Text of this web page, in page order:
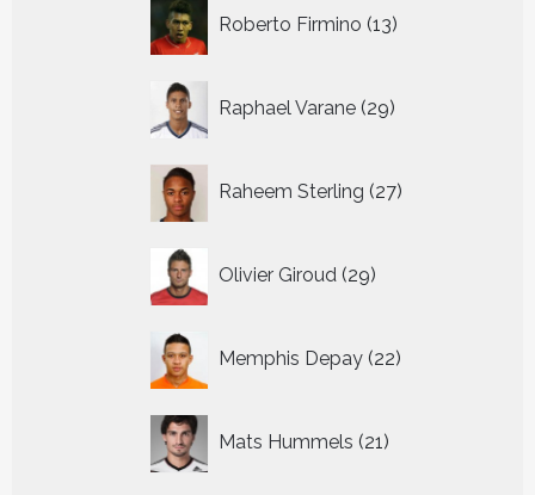
Roberto Firmino 13
producten
Raphael Varane 29
producten
Raheem Sterling 27
producten
Olivier Giroud 29
producten
Memphis Depay 22
producten
Mats Hummels 21
producten